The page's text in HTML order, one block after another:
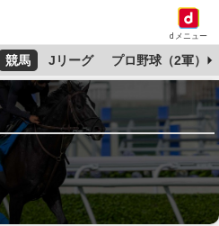
dメニュー
競馬 Jリーグ プロ野球（2軍）